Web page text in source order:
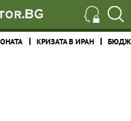
КРИЗАТА В ИРАН